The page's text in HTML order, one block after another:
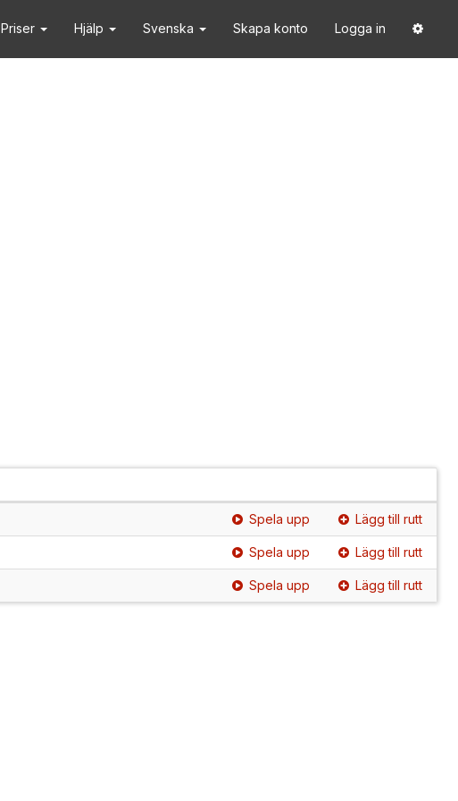
Priser Hjälp Svenska Skapa konto Logga in
Spela upp Lägg till rutt
Spela upp Lägg till rutt
Spela upp Lägg till rutt